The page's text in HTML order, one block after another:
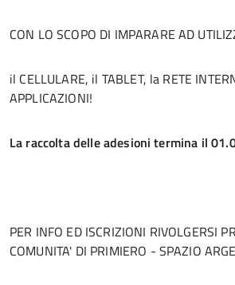
CON LO SCOPO DI IMPARARE AD
il CELLULARE, il TABLET, la RETE
APPLICAZIONI!
La raccolta delle adesioni termina il
PER INFO ED ISCRIZIONI RIVOLGERSI
COMUNITA' DI PRIMIERO - SPAZIO